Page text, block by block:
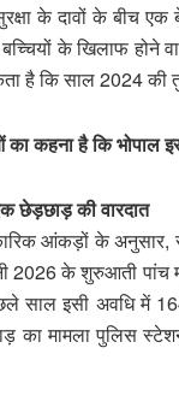
के दावों के बीच
के खिलाफ होने
है कि साल 2024 की
का कहना है कि
छेड़छाड़ की वारदात
आंकड़ों के अनुसार,
2026 के शुरुआती
साल इसी अवधि में
का मामला पुलिस